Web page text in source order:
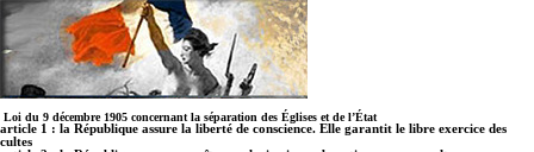
Loi du 9 décembre 1905 concernant la séparation des Églises et de l’État
article 1 : la République assure la liberté de conscience. Elle garantit le libre exercice des
cultes